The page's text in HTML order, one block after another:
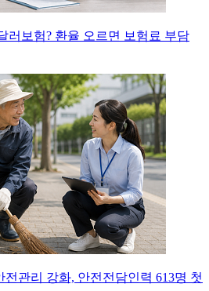
러보험? 환율 오르면 보험료 부담
전관리 강화, 안전전담인력 613명 첫